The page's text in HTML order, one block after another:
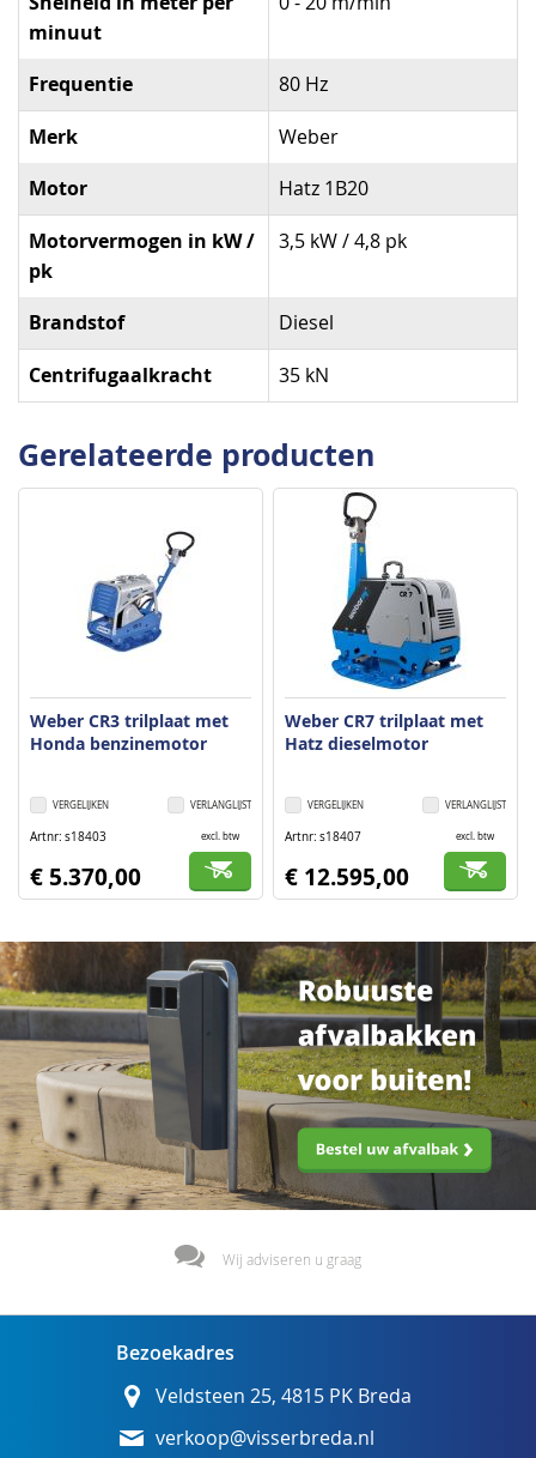
minuut
Frequentie 80 Hz
Merk Weber
Motor Hatz 1B20
Motorvermogen in kW /
pk
3,5 kW / 4,8 pk
Brandstof Diesel
Centrifugaalkracht 35 kN
Gerelateerde producten
Weber CR3 trilplaat met
Honda benzinemotor
VERLANGLIJST
VERGELIJKEN
Artnr s18403 excl. btw
€ 5.370,00
Weber CR7 trilplaat met
Hatz dieselmotor
VERLANGLIJST
VERGELIJKEN
Artnr s18407 excl. btw
€ 12.595,00
Wij adviseren u graag
Bezoekadres
Veldsteen 25, 4815 PK Breda
verkoop@visserbreda.nl